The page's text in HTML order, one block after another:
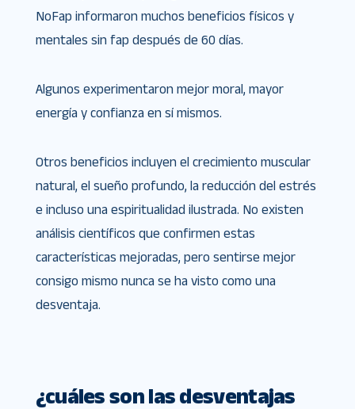
NoFap informaron muchos beneficios físicos y
mentales sin fap después de 60 días.
Algunos experimentaron mejor moral, mayor
energía y confianza en sí mismos.
Otros beneficios incluyen el crecimiento muscular
natural, el sueño profundo, la reducción del estrés
e incluso una espiritualidad ilustrada. No existen
análisis científicos que confirmen estas
características mejoradas, pero sentirse mejor
consigo mismo nunca se ha visto como una
desventaja.
¿cuáles son las desventajas